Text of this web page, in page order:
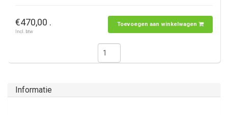
€470,00 .
Incl. btw
Toevoegen aan winkelwagen
Informatie